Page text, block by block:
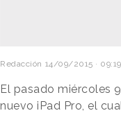
Redacción 14/09/2015 · 09:19
El pasado miércoles
nuevo iPad Pro, el